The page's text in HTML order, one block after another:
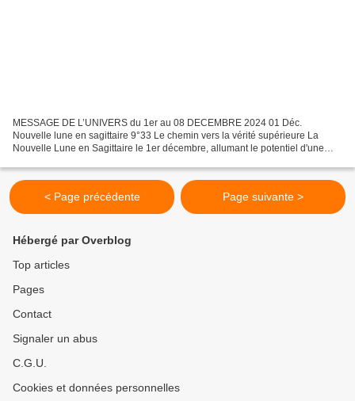
MESSAGE DE L’UNIVERS du 1er au 08 DECEMBRE 2024 01 Déc.
Nouvelle lune en sagittaire 9°33 Le chemin vers la vérité supérieure La
Nouvelle Lune en Sagittaire le 1er décembre, allumant le potentiel d'une
< Page précédente Page suivante >
Hébergé par Overblog
Top articles
Pages
Contact
Signaler un abus
C.G.U.
Cookies et données personnelles